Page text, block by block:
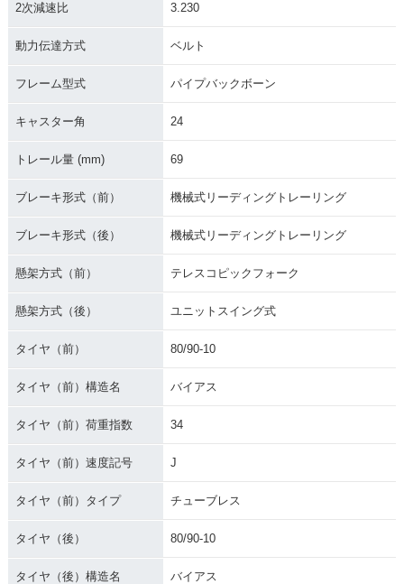
2次減速比 3.230
動力伝達方式 ベルト
フレーム型式 パイプバックボーン
キャスター角 24
トレール量 (mm) 69
ブレーキ形式（前） 機械式リーディングトレーリング
ブレーキ形式（後） 機械式リーディングトレーリング
懸架方式（前） テレスコピックフォーク
懸架方式（後） ユニットスイング式
タイヤ（前） 80/90-10
タイヤ（前）構造名 バイアス
タイヤ（前）荷重指数 34
タイヤ（前）速度記号 J
タイヤ（前）タイプ チューブレス
タイヤ（後） 80/90-10
タイヤ（後）構造名 バイアス